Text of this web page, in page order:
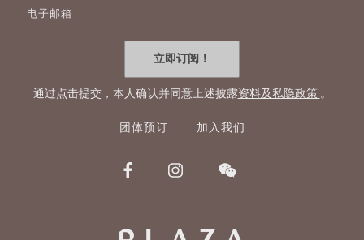
邮
件
地
址
立即订阅！
通过点击提交，本人确认并同意上述披露资料及私隐政策 。
团体预订 加入我们